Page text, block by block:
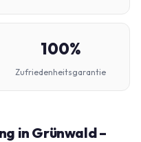
100%
Zufriedenheitsgarantie
in Grünwald –